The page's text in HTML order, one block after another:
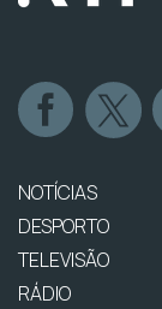
NOTÍCIAS
DESPORTO
TELEVISÃO
RÁDIO